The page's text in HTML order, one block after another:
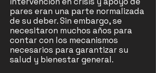
pares eran una parte normalizada
de su deber. Sin embargo, se
necesitaron muchos años para
contar con los mecanismos
necesarios para garantizar su
salud y bienestar general.